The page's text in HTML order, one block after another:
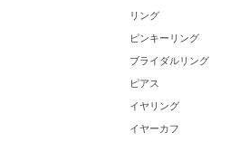
リング
ピンキーリング
ブライダルリング
ピアス
イヤリング
イヤーカフ